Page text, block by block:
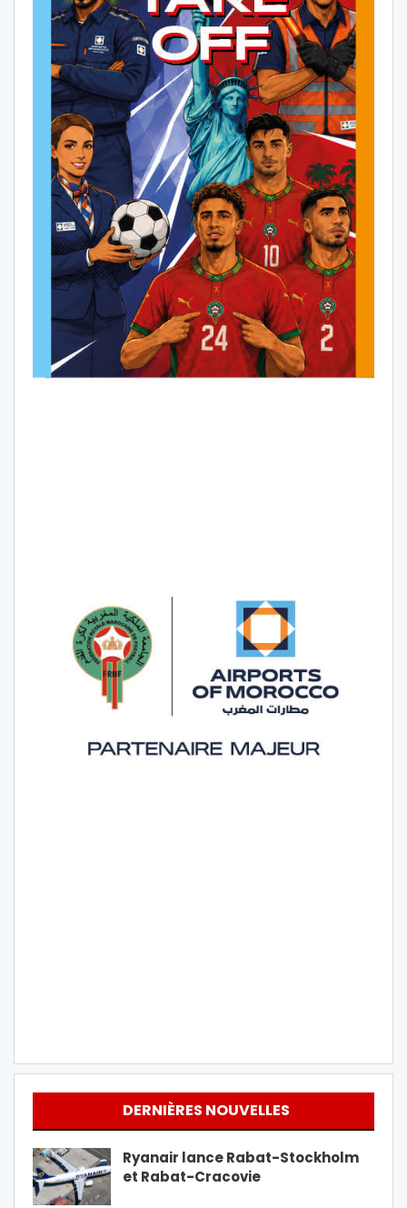
DERNIÈRES NOUVELLES
Ryanair lance Rabat-Stockholm
et Rabat-Cracovie